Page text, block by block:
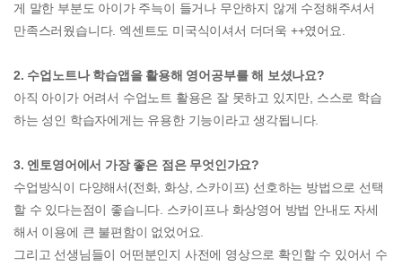
게 말한 부분도 아이가 주늑이 들거나 무안하지 않게 수정해주셔서
만족스러웠습니다. 엑센트도 미국식이셔서 더더욱 ++였어요.
2. 수업노트나 학습앱을 활용해 영어공부를 해 보셨나요?
아직 아이가 어려서 수업노트 활용은 잘 못하고 있지만, 스스로 학습
하는 성인 학습자에게는 유용한 기능이라고 생각됩니다.
3. 엔토영어에서 가장 좋은 점은 무엇인가요?
수업방식이 다양해서(전화, 화상, 스카이프) 선호하는 방법으로 선택
할 수 있다는점이 좋습니다. 스카이프나 화상영어 방법 안내도 자세
해서 이용에 큰 불편함이 없었어요.
그리고 선생님들이 어떤분인지 사전에 영상으로 확인할 수 있어서 수